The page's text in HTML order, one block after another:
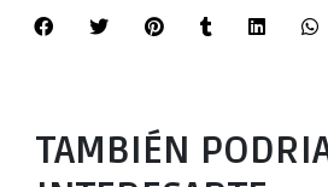
TAMBIÉN